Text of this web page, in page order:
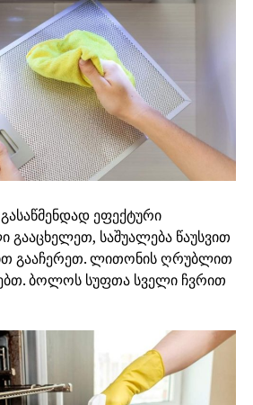
ეფექტური
გააცხელეთ, საშუალება წაუსვით
გააჩერეთ. ლითონის ღრუბლით
ბოლოს სუფთა სველი ჩვრით